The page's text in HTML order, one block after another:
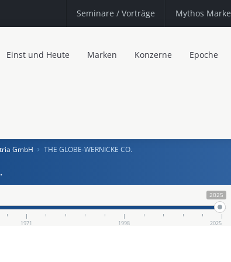
Seminare / Vorträge Mythos Marke
Einst und Heute Marken Konzerne Epoche
GmbH THE GLOBE-WERNICKE CO.
2025
1971 1998 2025